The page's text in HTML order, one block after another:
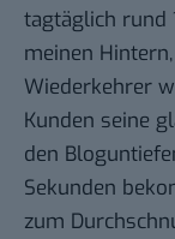
tagtäglich rund
meinen
Wiederkehrer
Kunden seine
den
Sekunden
zum